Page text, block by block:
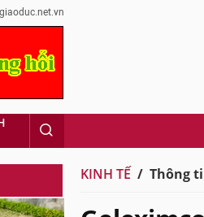
KINH TẾ Thông